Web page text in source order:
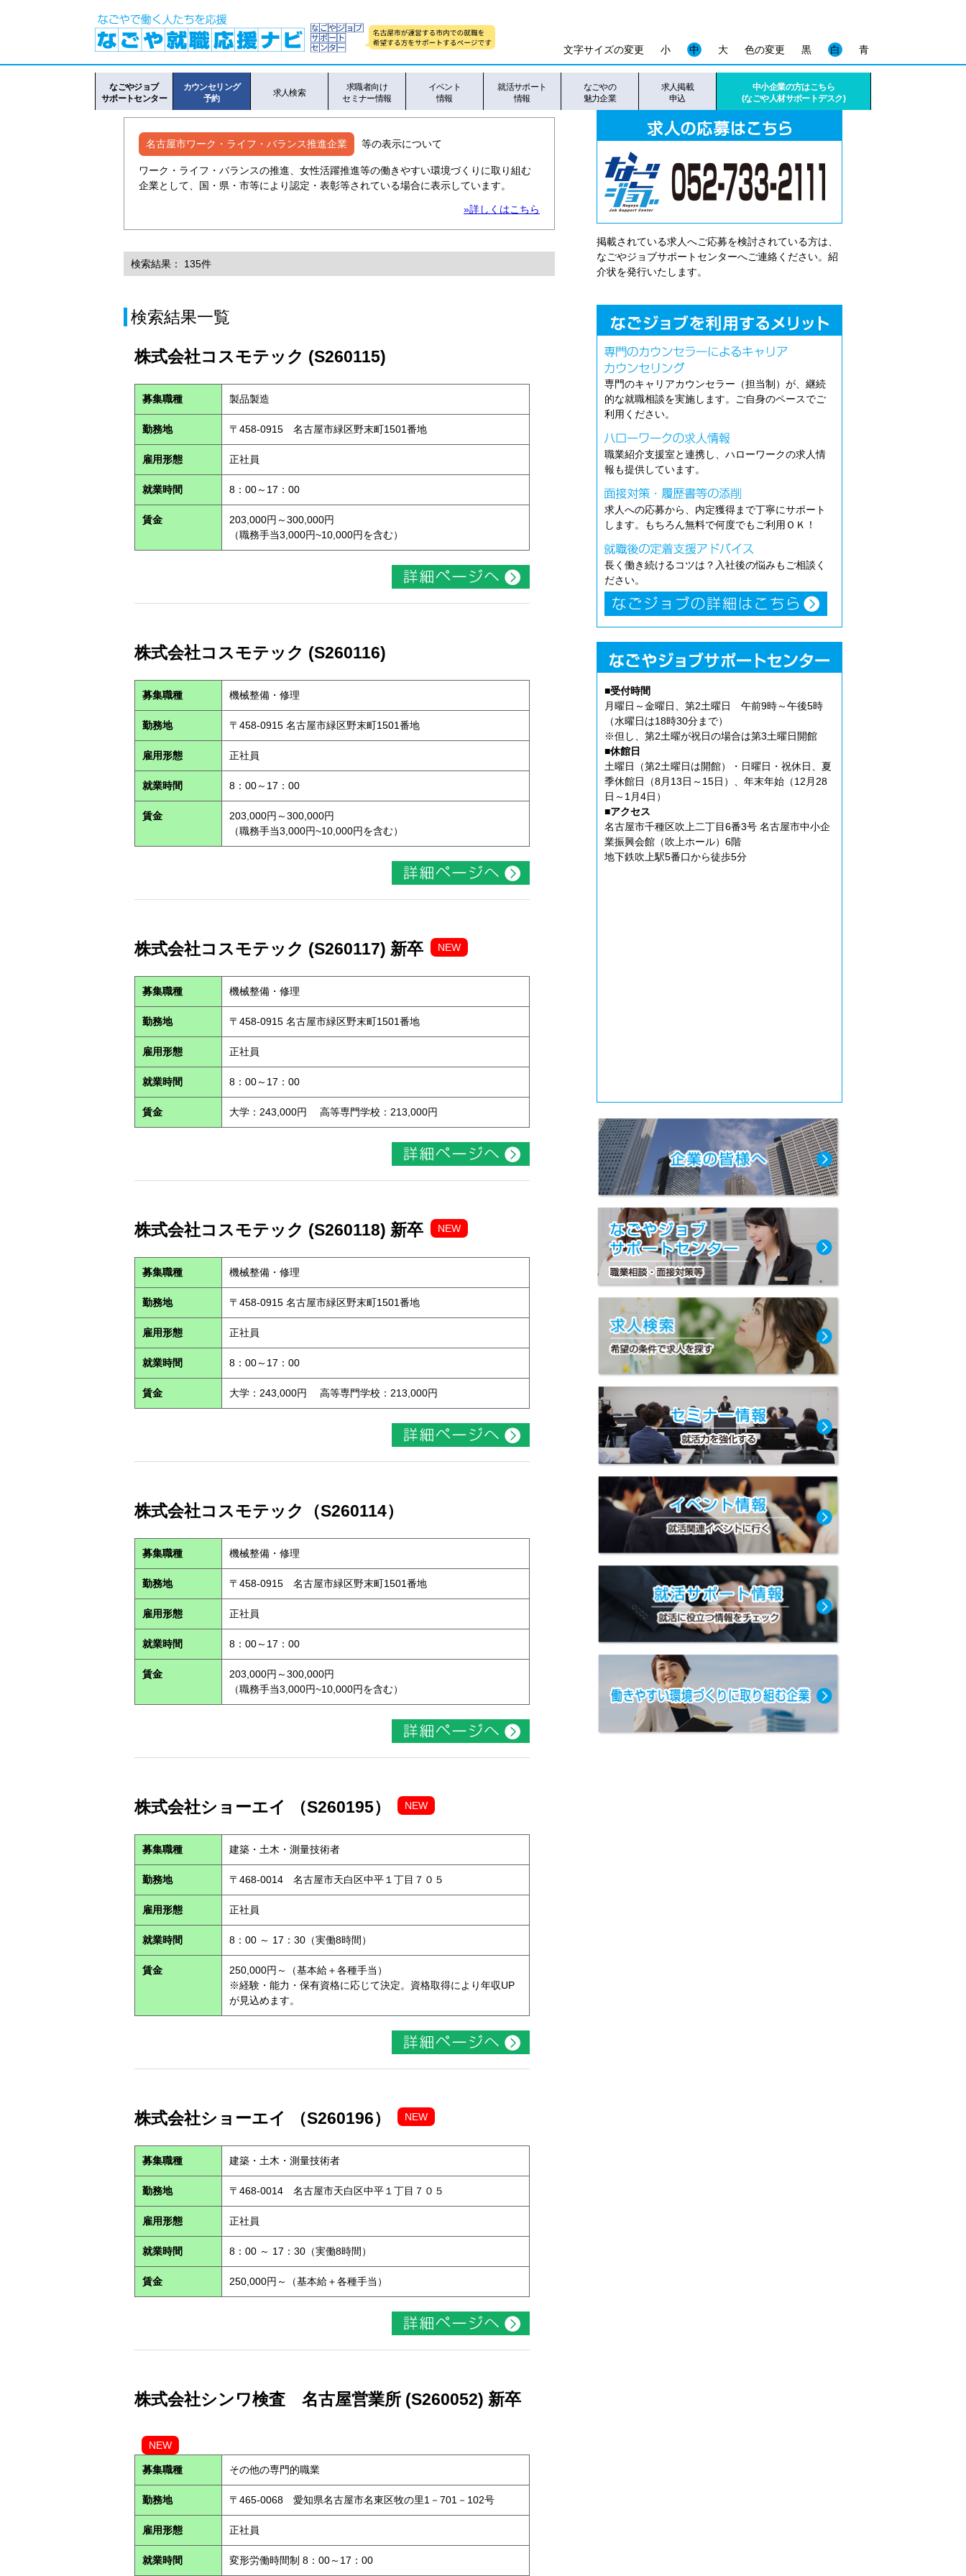
色の変更 黒 白 青
文字サイズの変更 小 中 大
なごやジョブ
サポートセンター
カウンセリング
予約
求人検索
求職者向け
セミナー情報
イベント
情報
就活サポート
情報
なごやの
魅力企業
求人掲載
申込
中小企業の方はこちら
(なごや人材サポートデスク)
名古屋市ワーク・ライフ・バランス推進企業 等の表示について
ワーク・ライフ・バランスの推進、女性活躍推進等の働きやすい環境づくりに取り組む
企業として、国・県・市等により認定・表彰等されている場合に表示しています。
»詳しくはこちら
検索結果： 135件
検索結果一覧
株式会社コスモテック (S260115)
募集職種 製品製造
勤務地 〒458-0915 名古屋市緑区野末町1501番地
雇用形態 正社員
就業時間 8：00～17：00
賃金
203,000円～300,000円
（職務手当3,000円~10,000円を含む）
株式会社コスモテック (S260116)
募集職種 機械整備・修理
勤務地 〒458-0915 名古屋市緑区野末町1501番地
雇用形態 正社員
就業時間 8：00～17：00
賃金
203,000円～300,000円
（職務手当3,000円~10,000円を含む）
株式会社コスモテック (S260117) 新卒 NEW
募集職種 機械整備・修理
勤務地 〒458-0915 名古屋市緑区野末町1501番地
雇用形態 正社員
就業時間 8：00～17：00
賃金 大学：243,000円 高等専門学校：213,000円
株式会社コスモテック (S260118) 新卒 NEW
募集職種 機械整備・修理
勤務地 〒458-0915 名古屋市緑区野末町1501番地
雇用形態 正社員
就業時間 8：00～17：00
賃金 大学：243,000円 高等専門学校：213,000円
株式会社コスモテック（S260114）
募集職種 機械整備・修理
勤務地 〒458-0915 名古屋市緑区野末町1501番地
雇用形態 正社員
就業時間 8：00～17：00
賃金
203,000円～300,000円
（職務手当3,000円~10,000円を含む）
株式会社ショーエイ （S260195） NEW
募集職種 建築・土木・測量技術者
勤務地 〒468-0014 名古屋市天白区中平１丁目７０５
雇用形態 正社員
就業時間 8：00 ～ 17：30（実働8時間）
賃金
250,000円～（基本給＋各種手当）
※経験・能力・保有資格に応じて決定。資格取得により年収UP
が見込めます。
株式会社ショーエイ （S260196） NEW
募集職種 建築・土木・測量技術者
勤務地 〒468-0014 名古屋市天白区中平１丁目７０５
雇用形態 正社員
就業時間 8：00 ～ 17：30（実働8時間）
賃金 250,000円～（基本給＋各種手当）
株式会社シンワ検査 名古屋営業所 (S260052) 新卒
NEW
募集職種 その他の専門的職業
勤務地 〒465-0068 愛知県名古屋市名東区牧の里1－701－102号
雇用形態 正社員
就業時間 変形労働時間制 8：00～17：00
掲載されている求人へご応募を検討されている方は、
なごやジョブサポートセンターへご連絡ください。紹
介状を発行いたします。
専門のキャリアカウンセラー（担当制）が、継続
的な就職相談を実施します。ご自身のペースでご
利用ください。
職業紹介支援室と連携し、ハローワークの求人情
報も提供しています。
求人への応募から、内定獲得まで丁寧にサポート
します。もちろん無料で何度でもご利用ＯＫ！
長く働き続けるコツは？入社後の悩みもご相談く
ださい。
■受付時間
月曜日～金曜日、第2土曜日 午前9時～午後5時
（水曜日は18時30分まで）
※但し、第2土曜が祝日の場合は第3土曜日開館
■休館日
土曜日（第2土曜日は開館）・日曜日・祝休日、夏
季休館日（8月13日～15日）、年末年始（12月28
日～1月4日）
■アクセス
名古屋市千種区吹上二丁目6番3号 名古屋市中小企
業振興会館（吹上ホール）6階
地下鉄吹上駅5番口から徒歩5分